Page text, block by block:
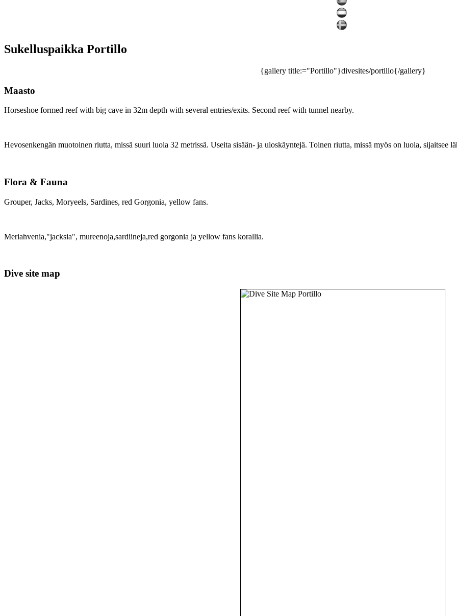
Sukelluspaikka Portillo
{gallery title:="Portillo"}divesites/portillo{/gallery}
Maasto
Horseshoe formed reef with big cave in 32m depth with several entries/exits. Second reef with tunnel nearby.
Hevosenkengän muotoinen riutta, missä suuri luola 32 metrissä. Useita sisään- ja uloskäyntejä. Toinen riutta, missä myös on luola, sijaitsee
Flora & Fauna
Grouper, Jacks, Moryeels, Sardines, red Gorgonia, yellow fans.
Meriahvenia,"jacksia", mureenoja,sardiineja,red gorgonia ja yellow fans korallia.
Dive site map